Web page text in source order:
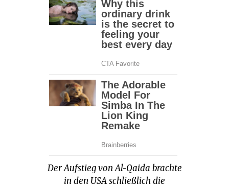
Der Aufstieg von Al-Qaida brachte
in den USA schließlich die